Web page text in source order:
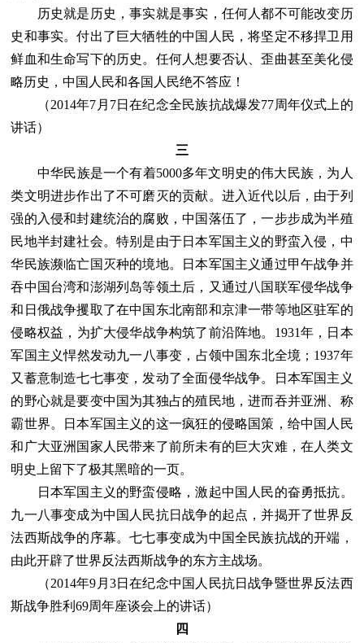
历史就是历史，事实就是事实，任何人都不可能改变历
史和事实。付出了巨大牺牲的中国人民，将坚定不移捍卫用
鲜血和生命写下的历史。任何人想要否认、歪曲甚至美化侵
略历史，中国人民和各国人民绝不答应！
（2014年7月7日在纪念全民族抗战爆发77周年仪式上的
讲话）
三
中华民族是一个有着5000多年文明史的伟大民族，为人
类文明进步作出了不可磨灭的贡献。进入近代以后，由于列
强的入侵和封建统治的腐败，中国落伍了，一步步成为半殖
民地半封建社会。特别是由于日本军国主义的野蛮入侵，中
华民族濒临亡国灭种的境地。日本军国主义通过甲午战争并
吞中国台湾和澎湖列岛等领土后，又通过八国联军侵华战争
和日俄战争攫取了在中国东北南部和京津一带等地区驻军的
侵略权益，为扩大侵华战争构筑了前沿阵地。1931年，日本
军国主义悍然发动九一八事变，占领中国东北全境；1937年
又蓄意制造七七事变，发动了全面侵华战争。日本军国主义
的野心就是要变中国为其独占的殖民地，进而吞并亚洲、称
霸世界。日本军国主义的这一疯狂的侵略国策，给中国人民
和广大亚洲国家人民带来了前所未有的巨大灾难，在人类文
明史上留下了极其黑暗的一页。
日本军国主义的野蛮侵略，激起中国人民的奋勇抵抗。
九一八事变成为中国人民抗日战争的起点，并揭开了世界反
法西斯战争的序幕。七七事变成为中国全民族抗战的开端，
由此开辟了世界反法西斯战争的东方主战场。
（2014年9月3日在纪念中国人民抗日战争暨世界反法西
斯战争胜利69周年座谈会上的讲话）
四